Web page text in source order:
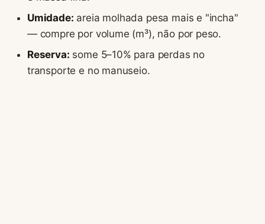
Umidade: areia molhada pesa mais e "incha"
— compre por volume (m³), não por peso.
Reserva: some 5–10% para perdas no
transporte e no manuseio.